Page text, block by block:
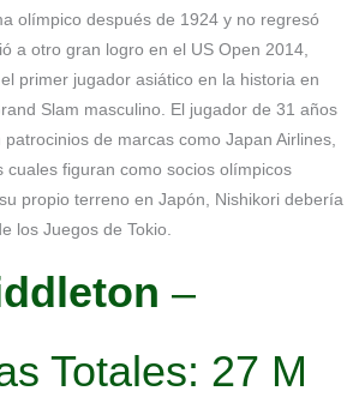
olímpico después de 1924 y no regresó
a otro gran logro en el US Open 2014,
primer jugador asiático en la historia en
Slam masculino. El jugador de 31 años
de marcas como Japan Airlines,
cuales figuran como socios olímpicos
propio terreno en Japón, Nishikori debería
los Juegos de Tokio.
–
Totales: 27 M